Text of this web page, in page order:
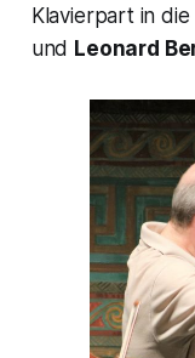
Klavierpart in
und Leonard